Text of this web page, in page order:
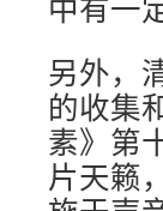
中有一
另外，
的收集
素》第
片天籁